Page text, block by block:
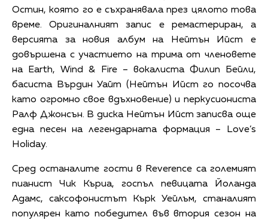
Остин, която го е съхранявала през цялото това
време. Оригиналният запис е ремастериран, а
версията за новия албум на Нейтън Ийст е
довършена с участието на трима от членовете
на Earth, Wind & Fire – вокалиста Филип Бейли,
басиста Върдин Уайт (Нейтън Ийст го посочва
като огромно свое вдъхновение) и перкусиониста
Ралф Джонсън. В диска Нейтън Ийст записва още
една песен на легендарната формация – Love’s
Holiday.
Сред останалите гости в Reverence са големият
пианист Чик Къриа, госпъл певицата Йоланда
Адамс, саксофонистът Кърк Уейлъм, станалият
популярен като победител във втория сезон на